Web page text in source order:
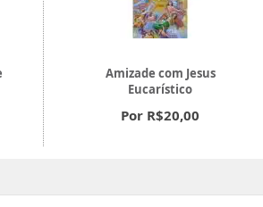
Amizade com Jesus
Eucarístico
Por R$20,00